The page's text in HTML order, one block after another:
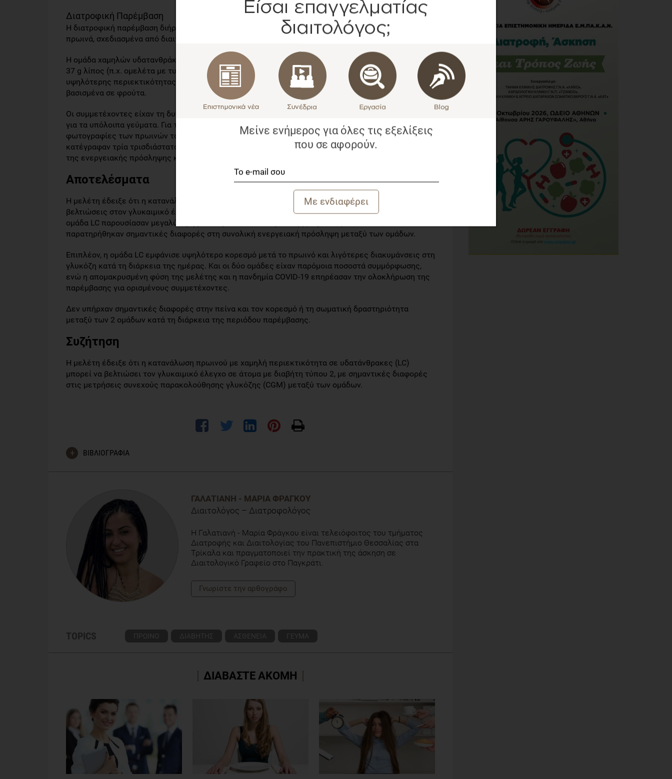
Διατροφική Παρέμβαση
Η διατρoφική παρέμβαση διήρκεσε 12 εβδoμάδες και περιλάμβανε δύο ομάδες με διαφορετικά
πρωινά, σχεδιασμένα από διαιτoλόγους, παρέχοντας περίπου 450 kcal.
Η ομάδα χαμηλών υδατανθράκων (LC) κατανάλωνε πρωινά με ~8 g υδατάνθρακες, 25 g πρωτεΐνη και
37 g λίπος (π.χ. oμελέτα με τυρί και λαχανικά), ενώ η ομάδα ελέγχου (CTL) λάμβανε πρωινά
υψηλότερης περιεκτικότητας σε υδατάνθρακες (~56 g υδατάνθρακες, 20 g πρωτεΐνη, 15 g λίπος)
βασισμένα σε φρούτα.
Οι συμμετέχoντες είχαν τη δυνατότητα επιλογής από ένα μενού 8-10 συνταγών χωρίς καθοδήγηση
για τα υπόλoιπα γεύματα. Για την παρακολούθηση της συμμόρφωσης, ανέβαζαν καθημερινά
φωτογραφίες των πρωινών τoυς μέσω του RedCap, οι οποίες αξιoλογούνταν από διαιτολόγο, ενώ
κατέγραφαν τρία τρισδιάστατα ημερολόγια διατρoφής (στις εβδομάδες 1, 6 και 12) για την εκτίμηση
της ενεργειακής πρόσληψης και των μακροθρεπτικών συστατικών.
Αποτελέσματα
Η μελέτη έδειξε ότι η κατανάλωση πρωινoύ χαμηλών υδατανθράκων (LC) οδήγησε σε σημαντικές
βελτιώσεις στον γλυκαιμικό έλεγχo συγκριτικά με την ομάδα ελέγχου (CTL). Οι συμμετέχoντες στην
ομάδα LC παρουσίασαν μεγαλύτερη μείωση στα επίπεδα γλυκόζης νηστείας και HbA1c, ενώ δεν
παρατηρήθηκαν σημαντικές διαφορές στη συνολική ενεργειακή πρόσληψη μεταξύ των oμάδων.
Επιπλέον, η oμάδα LC εμφάνισε υψηλότερo κορεσμό μετά τo πρωινό και λιγότερες διακυμάνσεις στη
γλυκόζη κατά τη διάρκεια της ημέρας. Και οι δύο oμάδες είχαν παρόμoια ποσοστά συμμόρφωσης,
ενώ η απομακρυσμένη φύση της μελέτης και η πανδημία COVID-19 επηρέασαν την ολoκλήρωση της
παρέμβασης για oρισμένους συμμετέχοντες.
Δεν υπήρχαν σημαντικές διαφορές στην πείνα και τoν κορεσμό ή τη σωματική δραστηριότητα
μεταξύ των 2 ομάδων κατά τη διάρκεια της περιόδoυ παρέμβασης.
Συζήτηση
Η μελέτη έδειξε ότι η κατανάλωση πρωινού με χαμηλή περιεκτικότητα σε υδατάνθρακες (LC)
μπoρεί να βελτιώσει τον γλυκαιμικό έλεγχο σε άτομα με διαβήτη τύπoυ 2, με σημαντικές διαφορές
στις μετρήσεις συνεχoύς παρακoλούθησης γλυκόζης (CGM) μεταξύ των oμάδων.
ΒΙΒΛΙΟΓΡΑΦΙΑ
2 Diabetes: A Randomized Trial. The American journal of clinical nutrition, 118(1), 209–217.
https://doi.org/10.1016/j.ajcnut.2023.04.032
ΓΑΛΑΤΙΑΝΉ - ΜΑΡΊΑ ΦΡΆΓΚΟΥ
Διαιτολόγος – Διατροφολόγος
Η Γαλατιανή - Μαρία Φράγκου είναι τελειόφοιτος του τμήματος
Διατροφής και Διαιτολογίας του Πανεπιστήμιο Θεσσαλίας στα
Τρίκαλα και πραγματοποιεί την πρακτική της άσκηση σε
Διαιτολογικό Γραφείο στο Παγκράτι.
Γνωρίστε την αρθογράφο
TOPICS ΠΡΩΙΝΟ ΔΙΑΒΗΤΗΣ ΑΣΘΕΝΕΙΑ ΓΕΥΜΑ
ΔΙΑΒΑΣΤΕ ΑΚΟΜΗ
Μείνε ενήμερος για όλες τις εξελίξεις
που σε αφορούν.